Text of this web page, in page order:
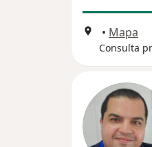
• Mapa
Consulta